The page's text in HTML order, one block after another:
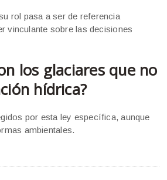
rol pasa a ser de referencia
vinculante sobre las decisiones
los glaciares que no
hídrica?
por esta ley específica, aunque
ambientales.